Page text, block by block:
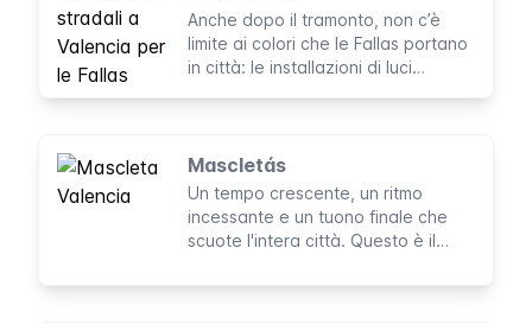
Anche dopo il tramonto, non c’è
limite ai colori che le Fallas portano
in città: le installazioni di luci
Mascletás
Un tempo crescente, un ritmo
incessante e un tuono finale che
scuote l'intera città. Questo è il